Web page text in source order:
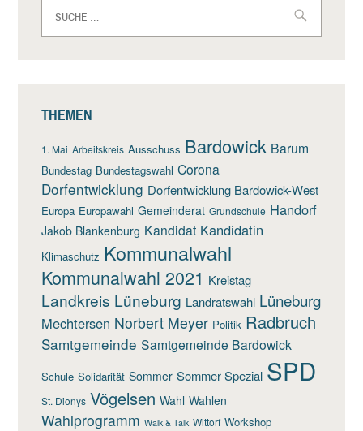
nach:
THEMEN
1. Mai Arbeitskreis Ausschuss Bardowick Barum
Bundestag Bundestagswahl Corona
Dorfentwicklung Dorfentwicklung Bardowick-West
Europa Europawahl Gemeinderat Grundschule Handorf
Jakob Blankenburg Kandidat Kandidatin
Klimaschutz Kommunalwahl
Kommunalwahl 2021 Kreistag
Landkreis Lüneburg Landratswahl Lüneburg
Mechtersen Norbert Meyer Politik Radbruch
Samtgemeinde Samtgemeinde Bardowick
Schule Solidarität Sommer Sommer Spezial SPD
St. Dionys Vögelsen Wahl Wahlen
Wahlprogramm Walk & Talk Wittorf Workshop